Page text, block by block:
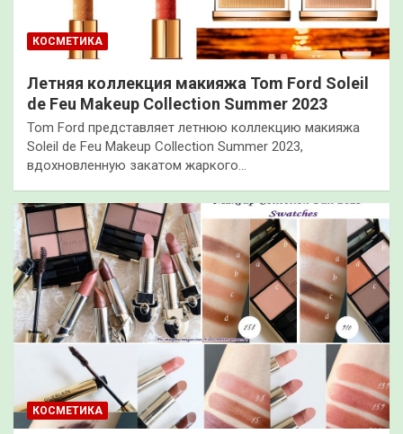
КОСМЕТИКА
Летняя коллекция макияжа Tom Ford Soleil
de Feu Makeup Collection Summer 2023
Tom Ford представляет летнюю коллекцию макияжа
Soleil de Feu Makeup Collection Summer 2023,
вдохновленную закатом жаркого…
КОСМЕТИКА